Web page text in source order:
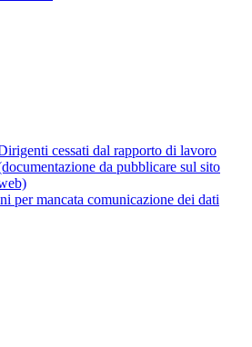
cessati dal rapporto di lavoro
da pubblicare sul sito
per mancata comunicazione dei dati